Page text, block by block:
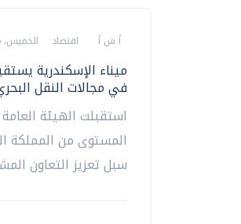
أ ش أ اقتصاد الخميس، 06 اغسطس 2026 10:23 م
ميناء الإسكندرية
في مجالات النقل
استقبلت الهيئة
المستوى من المملكة
سبل تعزيز التعاون